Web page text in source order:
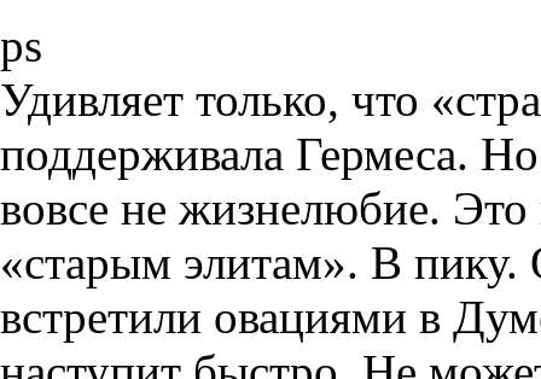
ps
Удивляет только, что
поддерживала Гермеса.
вовсе не жизнелюбие.
«старым элитам». В
встретили овациями в